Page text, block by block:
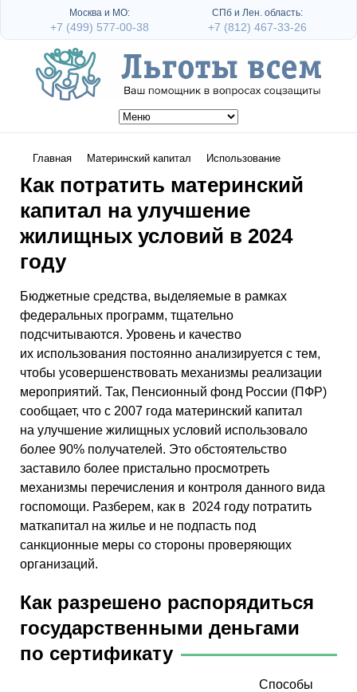
Главная Материнский капитал Использование
Как потратить материнский
капитал на улучшение
жилищных условий в 2024
году
Бюджетные средства, выделяемые в рамках
федеральных программ, тщательно
подсчитываются. Уровень и качество
их использования постоянно анализируется с тем,
чтобы усовершенствовать механизмы реализации
мероприятий. Так, Пенсионный фонд России (ПФР)
сообщает, что с 2007 года материнский капитал
на улучшение жилищных условий использовало
более 90% получателей. Это обстоятельство
заставило более пристально просмотреть
механизмы перечисления и контроля данного вида
госпомощи. Разберем, как в 2024 году потратить
маткапитал на жилье и не подпасть под
санкционные меры со стороны проверяющих
организаций.
Как разрешено распорядиться
государственными деньгами
по сертификату
Способы
Москва и МО:
+7 (499) 577-00-38
СПб и Лен. область:
+7 (812) 467-33-26